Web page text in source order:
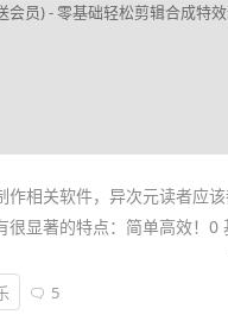
作相关软件，异次元读者应
很显著的特点：简单高效！0
软件——「 」
作特效动画视频的效率。也
5